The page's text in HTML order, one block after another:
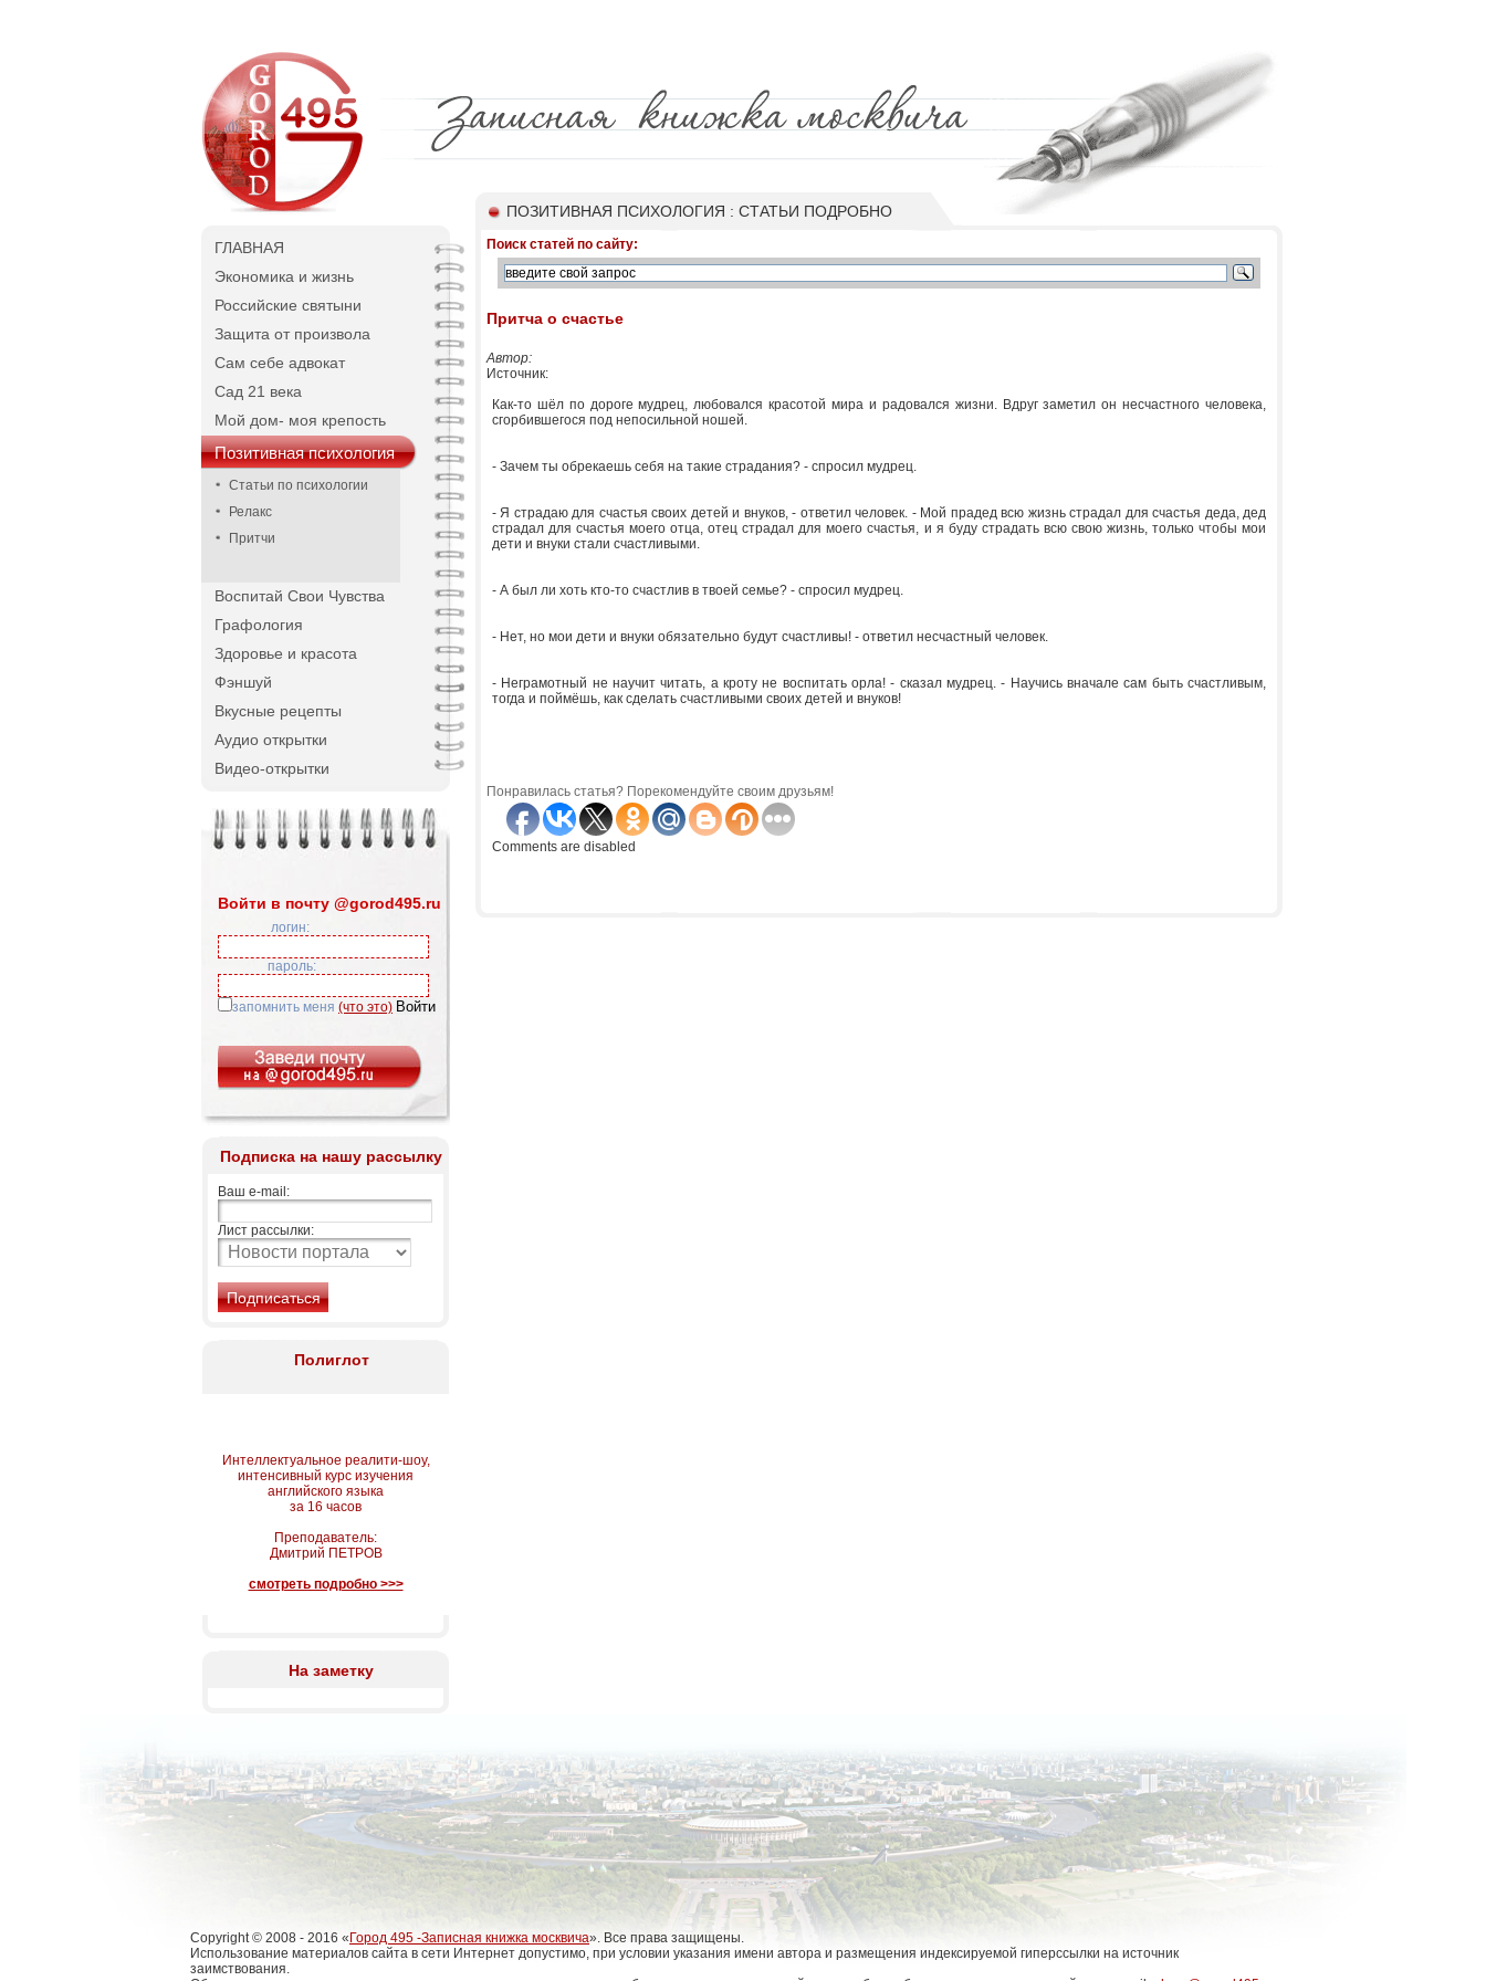
ГЛАВНАЯ
Экономика и жизнь
Российские святыни
Защита от произвола
Сам себе адвокат
Сад 21 века
Мой дом- моя крепость
Позитивная психология
Статьи по психологии
Релакс
Притчи
Воспитай Свои Чувства
Графология
Здоровье и красота
Фэншуй
Вкусные рецепты
Аудио открытки
Видео-открытки
Войти в почту @gorod495.ru
логин:
пароль:
запомнить меня (что это)
Подписка на нашу рассылку
Ваш e-mail:
Лист рассылки:
Полиглот
Интеллектуальное реалити-шоу,
интенсивный курс изучения
английского языка
за 16 часов
Преподаватель:
Дмитрий ПЕТРОВ
смотреть подробно >>>
На заметку
ПОЗИТИВНАЯ ПСИХОЛОГИЯ : СТАТЬИ ПОДРОБНО
Поиск статей по сайту:
Притча о счастье
Автор:
Источник:
Как-то шёл по дороге мудрец, любовался красотой мира и радовался жизни. Вдруг заметил он несчастного человека,
сгорбившегося под непосильной ношей.
- Зачем ты обрекаешь себя на такие страдания? - спросил мудрец.
- Я страдаю для счастья своих детей и внуков, - ответил человек. - Мой прадед всю жизнь страдал для счастья деда, дед
страдал для счастья моего отца, отец страдал для моего счастья, и я буду страдать всю свою жизнь, только чтобы мои
дети и внуки стали счастливыми.
- А был ли хоть кто-то счастлив в твоей семье? - спросил мудрец.
- Нет, но мои дети и внуки обязательно будут счастливы! - ответил несчастный человек.
- Неграмотный не научит читать, а кроту не воспитать орла! - сказал мудрец. - Научись вначале сам быть счастливым,
тогда и поймёшь, как сделать счастливыми своих детей и внуков!
Понравилась статья? Порекомендуйте своим друзьям!
Comments are disabled
Copyright © 2008 - 2016 « Город 495 -Записная книжка москвича». Все права защищены.
Использование материалов сайта в сети Интернет допустимо, при условии указания имени автора и размещения индексируемой гиперссылки на источник
заимствования.